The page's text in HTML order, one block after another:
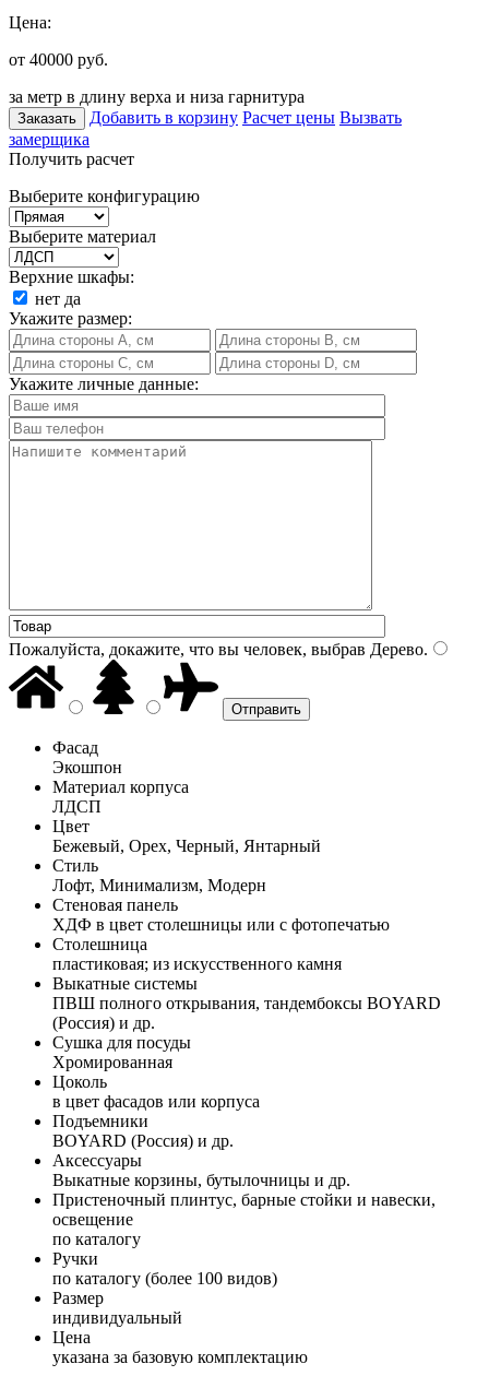
Цена:
от 40000 руб.
за метр в длину верха и низа гарнитура
Заказать Добавить в корзину Расчет цены Вызвать
замерщика
Получить расчет
Выберите конфигурацию
Выберите материал
Верхние шкафы:
нет да
Укажите размер:
Укажите личные данные:
Пожалуйста, докажите, что вы человек, выбрав Дерево.
Фасад
Экошпон
Материал корпуса
ЛДСП
Цвет
Бежевый, Орех, Черный, Янтарный
Стиль
Лофт, Минимализм, Модерн
Стеновая панель
ХДФ в цвет столешницы или с фотопечатью
Столешница
пластиковая; из искусственного камня
Выкатные системы
ПВШ полного открывания, тандембоксы BOYARD
(Россия) и др.
Сушка для посуды
Хромированная
Цоколь
в цвет фасадов или корпуса
Подъемники
BOYARD (Россия) и др.
Аксессуары
Выкатные корзины, бутылочницы и др.
Пристеночный плинтус, барные стойки и навески,
освещение
по каталогу
Ручки
по каталогу (более 100 видов)
Размер
индивидуальный
Цена
указана за базовую комплектацию